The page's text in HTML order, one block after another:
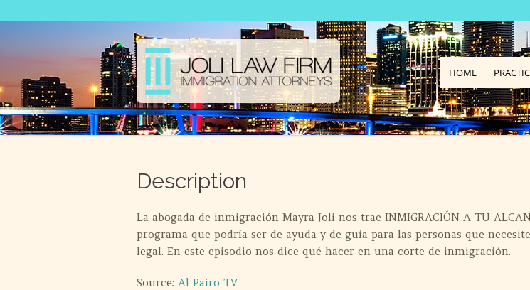
HOME
Description
La abogada de inmigración Mayra Joli nos trae INMIGRACIÓN A TU
programa que podría ser de ayuda y de guía para las personas que
legal. En este episodio nos dice qué hacer en una corte de inmigración.
Source: Al Pairo TV